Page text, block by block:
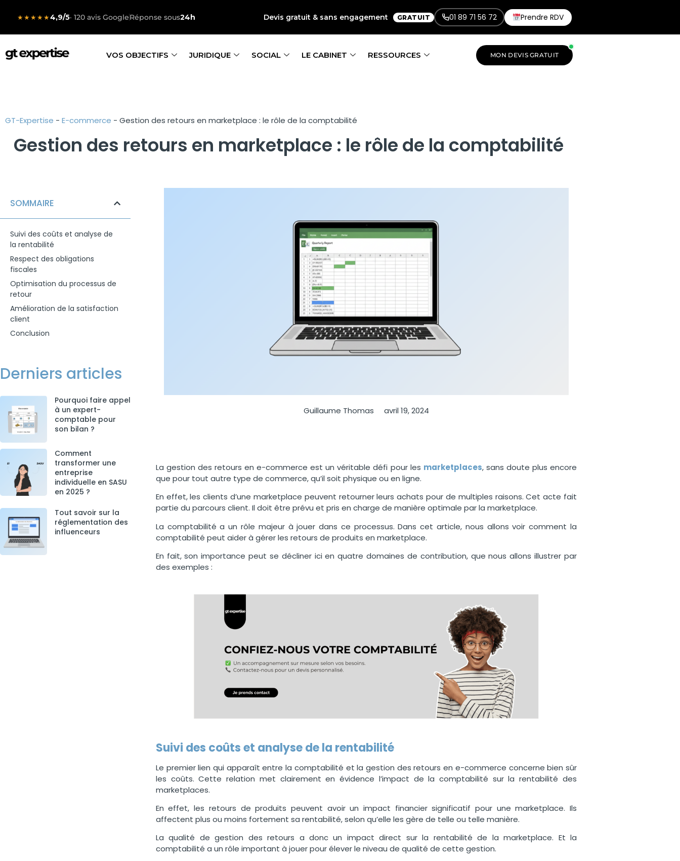
★★★★★4,9/5· 120 avis GoogleRéponse sous24h Devis gratuit & sans engagement GRATUIT 01 89 71 56 72 Prendre RDV
VOS OBJECTIFS JURIDIQUE SOCIAL LE CABINET RESSOURCES MON DEVIS GRATUIT
GT-Expertise - E-commerce - Gestion des retours en marketplace : le rôle de la comptabilité
Gestion des retours en marketplace : le rôle de la comptabilité
SOMMAIRE
Suivi des coûts et analyse de
la rentabilité
Respect des obligations
fiscales
Optimisation du processus de
retour
Amélioration de la satisfaction
client
Conclusion
Derniers articles
Pourquoi faire appel
à un expert-
comptable pour
son bilan ?
Comment
transformer une
entreprise
individuelle en SASU
en 2025 ?
Tout savoir sur la
réglementation des
influenceurs
Guillaume Thomas avril 19, 2024
La gestion des retours en e-commerce est un véritabledéfi pour les marketplaces, sans doute plus encore
que pour tout autre type de commerce, qu’il soit physique ou en ligne.
En effet, les clients d’une marketplace peuvent retourner leurs achats pour de multiples raisons. Cet acte fait
partie du parcours client. Il doit être prévu et pris en charge de manière optimale par la marketplace.
La comptabilité a un rôle majeur à jouer dans ce processus. Dans cet article, nous allons voir comment la
comptabilité peut aider à gérer les retours de produits en marketplace.
En fait, son importance peut se décliner ici en quatre domaines de contribution, que nous allons illustrer par
des exemples :
Suivi des coûts et analyse de la rentabilité
Le premier lien qui apparaît entre la comptabilité et la gestion des retours en e-commerce concerne bien sûr
les coûts. Cette relation met clairement en évidence l’impact de la comptabilité sur la rentabilité des
marketplaces.
En effet, les retours de produits peuvent avoir un impact financier significatif pour une marketplace. Ils
affectent plus ou moins fortement sa rentabilité, selon qu’elle les gère de telle ou telle manière.
La qualité de gestion des retours a donc un impact direct sur la rentabilité de la marketplace. Et la
comptabilité a un rôle important à jouer pour élever le niveau de qualité de cette gestion.